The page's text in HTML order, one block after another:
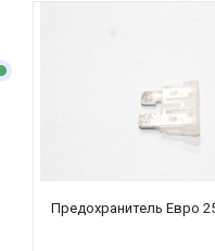
Предохранитель Eвро